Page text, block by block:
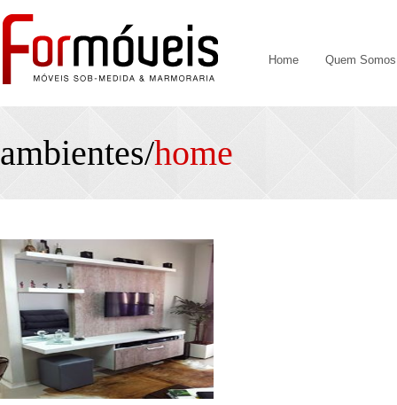
Home Quem Somos
ambientes/home